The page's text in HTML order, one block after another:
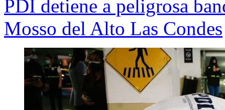
PDI detiene a peligrosa
Mosso del Alto Las Condes